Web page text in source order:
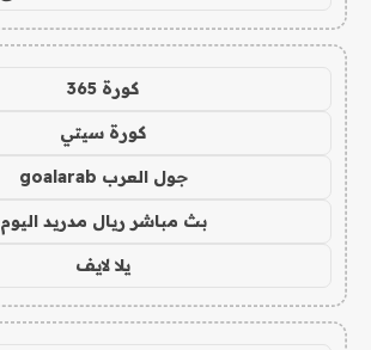
كورة 365
كورة سيتي
جول العرب goalarab
بث مباشر ريال مدريد اليوم
يلا لايف